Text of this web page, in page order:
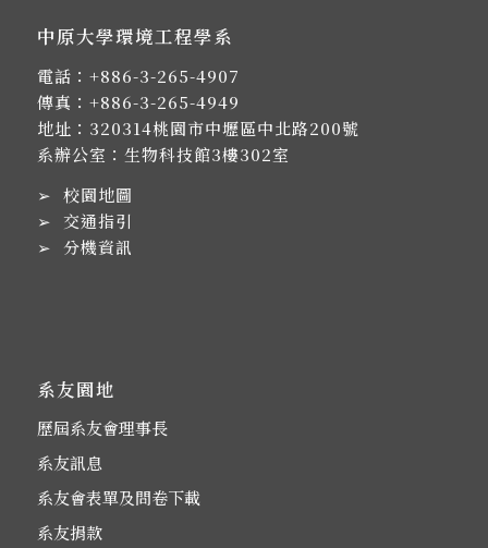
中原大學環境工程學系
電話： +886-3-265-4907
傳真：+886-3-265-4949
地址： 320314桃園市中壢區中北路200號
系辦公室：生物科技館3樓302室
➢ 校園地圖
➢ 交通指引
➢ 分機資訊
系友園地
歷屆系友會理事長
系友訊息
系友會表單及問卷下載
系友捐款